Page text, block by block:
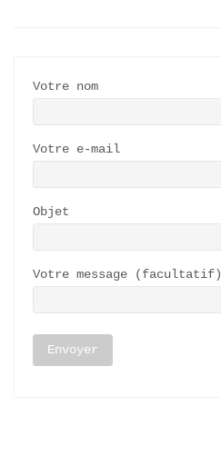
Votre nom
Votre e-mail
Objet
Votre message (facultatif)